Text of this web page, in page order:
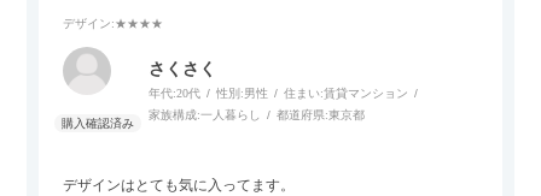
デザイン:★★★★
さくさく
年代:20代 性別:男性 住まい:賃貸マンション
家族構成:一人暮らし 都道府県:東京都
デザインはとても気に入ってます。